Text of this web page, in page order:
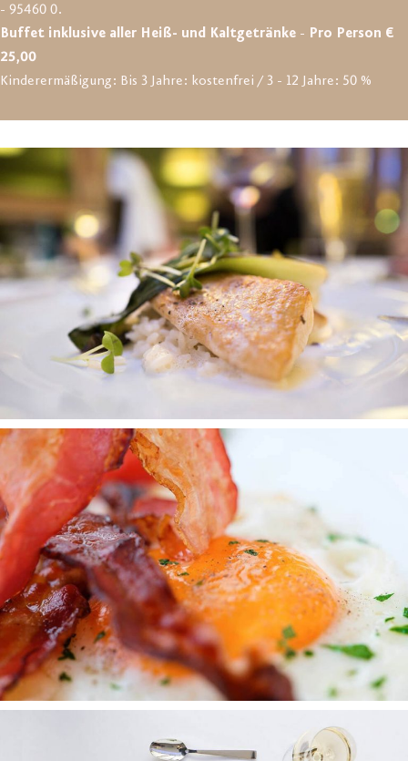
- 95460 0.
Buffet inklusive aller Heiß- und Kaltgetränke - Pro Person €
25,00
Kinderermäßigung: Bis 3 Jahre: kostenfrei / 3 - 12 Jahre: 50 %